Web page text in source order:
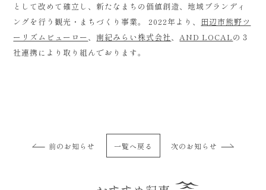
として改めて確立し、新たなまちの価値創造、地域ブランディ
ングを行う観光・まちづくり事業。 2022年より、 田辺市熊野ツ
ーリズムビューロー、 南紀みらい株式会社、AND LOCALの３
社連携により取り組んでおります。
前のお知らせ 一覧へ戻る 次のお知らせ